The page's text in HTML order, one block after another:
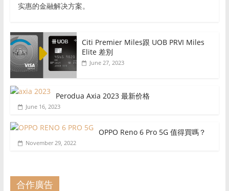
实惠的金融解决方案。
Citi Premier Miles跟 UOB PRVI Miles
Elite 差別
June 27, 2023
Perodua Axia 2023 最新价格
June 16, 2023
OPPO Reno 6 Pro 5G 值得買嗎？
November 29, 2022
合作廣告